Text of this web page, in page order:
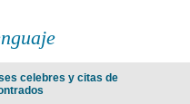
celebres y citas de